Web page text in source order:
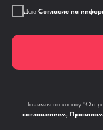
Даю Согласие на
Нажимая на кнопку
соглашением,